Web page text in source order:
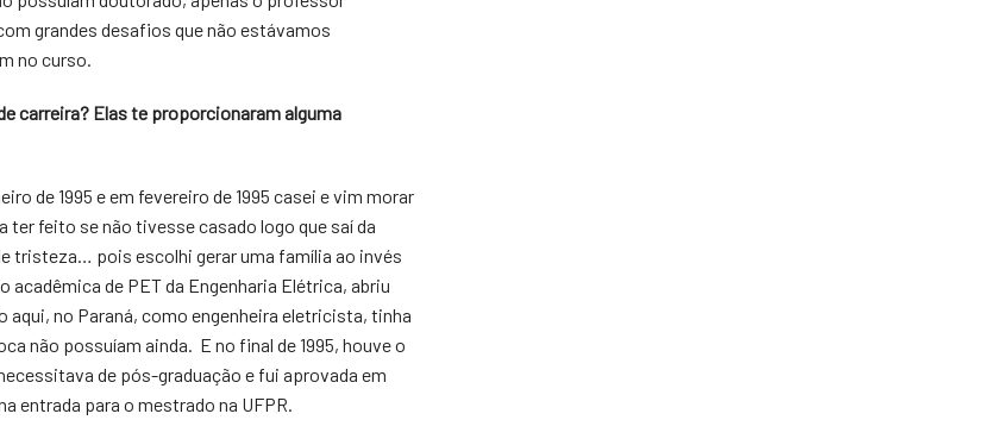
grandes desafios que não estávamos
no curso.
carreira? Elas te proporcionaram alguma
de 1995 e em fevereiro de 1995 casei e vim morar
ter feito se não tivesse casado logo que saí da
tristeza… pois escolhi gerar uma família ao invés
de PET da Engenharia Elétrica, abriu
no Paraná, como engenheira eletricista, tinha
não possuíam ainda. E no final de 1995, houve o
de pós-graduação e fui aprovada em
entrada para o mestrado na UFPR.